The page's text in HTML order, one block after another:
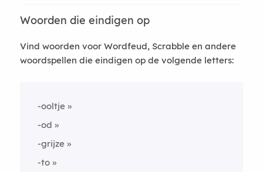
Woorden die eindigen op
Vind woorden voor Wordfeud, Scrabble en andere
woordspellen die eindigen op de volgende letters:
-ooltje
-od
-grijze
-to